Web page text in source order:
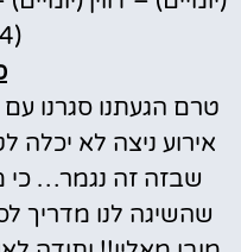
(4 ימים) :
טרם הגעתנו סגרנו עם
אירוע ניצה לא יכלה
שבזה זה נגמר… כי
שהשיגה לנו מדריך